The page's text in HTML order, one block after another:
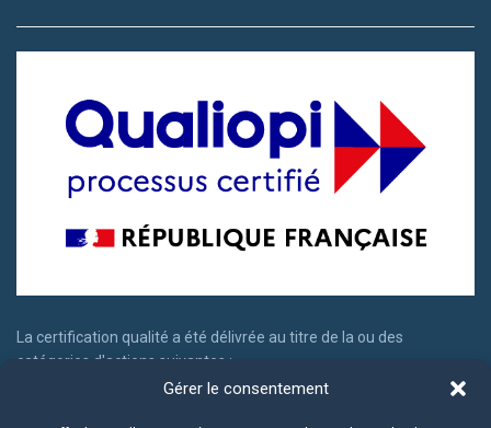
Gérer le consentement
La certification qualité a été délivrée au titre de la ou des
catégories d'actions suivantes :
Actions de formation